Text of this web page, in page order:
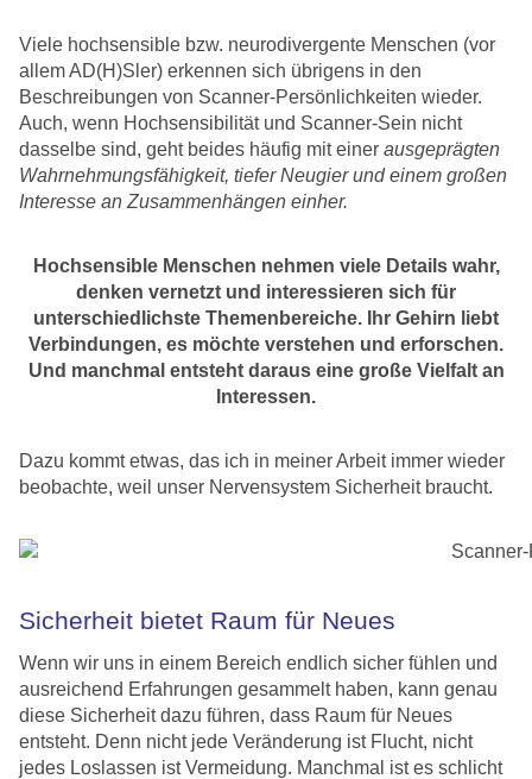
Viele hochsensible bzw. neurodivergente Menschen (vor
allem AD(H)Sler) erkennen sich übrigens in den
Beschreibungen von Scanner-Persönlichkeiten wieder.
Auch, wenn Hochsensibilität und Scanner-Sein nicht
dasselbe sind, geht beides häufig mit einer ausgeprägten
Wahrnehmungsfähigkeit, tiefer Neugier und einem großen
Interesse an Zusammenhängen einher.
Hochsensible Menschen nehmen viele Details wahr,
denken vernetzt und interessieren sich für
unterschiedlichste Themenbereiche. Ihr Gehirn liebt
Verbindungen, es möchte verstehen und erforschen.
Und manchmal entsteht daraus eine große Vielfalt an
Interessen.
Dazu kommt etwas, das ich in meiner Arbeit immer wieder
beobachte, weil unser Nervensystem Sicherheit braucht.
Sicherheit bietet Raum für Neues
Wenn wir uns in einem Bereich endlich sicher fühlen und
ausreichend Erfahrungen gesammelt haben, kann genau
diese Sicherheit dazu führen, dass Raum für Neues
entsteht. Denn nicht jede Veränderung ist Flucht, nicht
jedes Loslassen ist Vermeidung. Manchmal ist es schlicht